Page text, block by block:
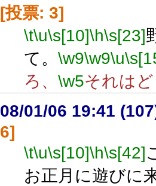
[投票: 3]
\t\u\s[10]\h\s[23]
て。 \w9\w9\u
ろ、 \w5それは
08/01/06 19:41
6]
\t\u\s[10]\h\s[42]
お正月に遊びに